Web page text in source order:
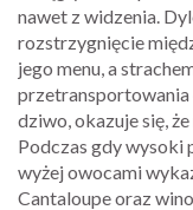
nawet z widzenia.
rozstrzygnięcie
jego menu, a
przetransportowania
dziwo, okazuje się,
Podczas gdy wysoki
wyżej owocami
Cantaloupe oraz